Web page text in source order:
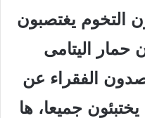
التخوم يغتصبون
حمار اليتامى
الفقراء عن
جميعا، ها